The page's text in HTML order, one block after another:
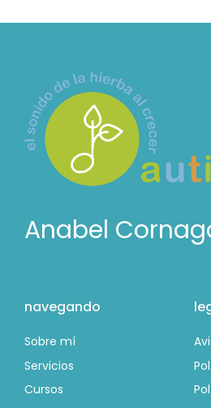
Anabel
navegando
Sobre mí
Servicios
Cursos